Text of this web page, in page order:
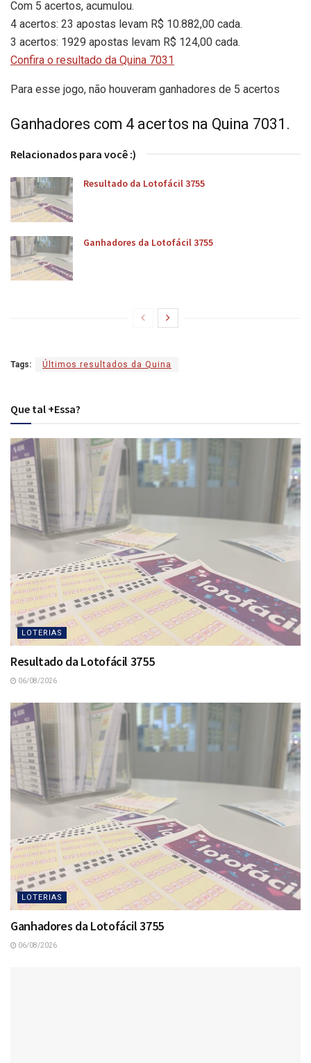
Com 5 acertos, acumulou.
4 acertos: 23 apostas levam R$ 10.882,00 cada.
3 acertos: 1929 apostas levam R$ 124,00 cada.
Confira o resultado da Quina 7031
Para esse jogo, não houveram ganhadores de 5 acertos
Ganhadores com 4 acertos na Quina 7031.
Relacionados para você :)
Resultado da Lotofácil 3755
Ganhadores da Lotofácil 3755
Tags: Últimos resultados da Quina
Que tal +Essa?
LOTERIAS
Resultado da Lotofácil 3755
06/08/2026
LOTERIAS
Ganhadores da Lotofácil 3755
06/08/2026